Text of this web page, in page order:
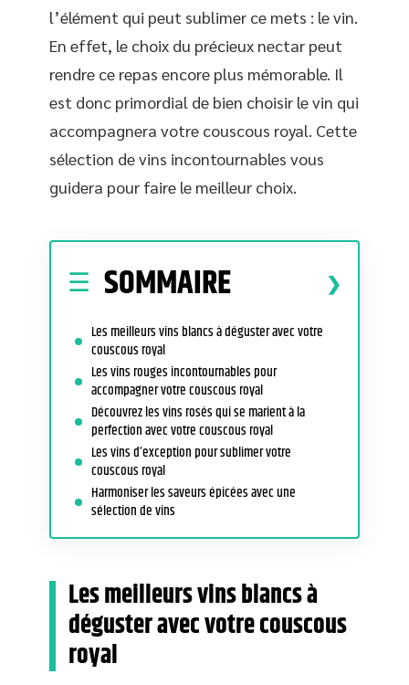
l’élément qui peut sublimer ce mets : le vin.
En effet, le choix du précieux nectar peut
rendre ce repas encore plus mémorable. Il
est donc primordial de bien choisir le vin qui
accompagnera votre couscous royal. Cette
sélection de vins incontournables vous
guidera pour faire le meilleur choix.
SOMMAIRE
Les meilleurs vins blancs à déguster avec votre
couscous royal
Les vins rouges incontournables pour
accompagner votre couscous royal
Découvrez les vins rosés qui se marient à la
perfection avec votre couscous royal
Les vins d’exception pour sublimer votre
couscous royal
Harmoniser les saveurs épicées avec une
sélection de vins
Les meilleurs vins blancs à
déguster avec votre couscous
royal